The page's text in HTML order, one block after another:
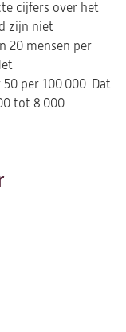
cijfers over het
zijn niet
20 mensen per
per 100.000. Dat
tot 8.000